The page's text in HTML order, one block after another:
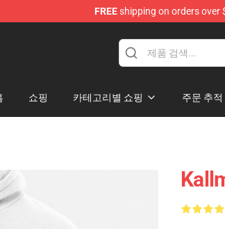
FREEshipping on orders over
쇼핑 카테고리별 쇼핑 주문 추적